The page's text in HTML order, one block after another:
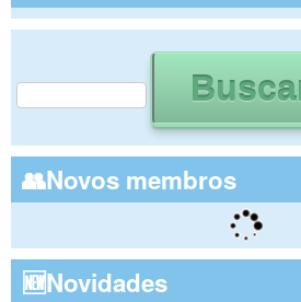
Formulário de busca
👥Novos membros
🆕Novidades